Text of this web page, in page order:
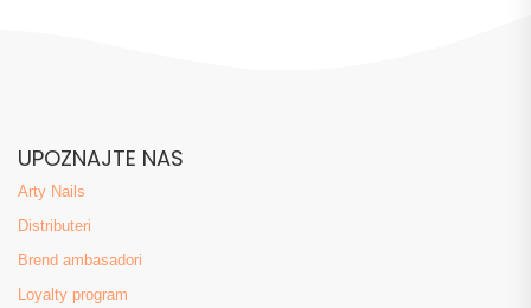
UPOZNAJTE NAS
Arty Nails
Distributeri
Brend ambasadori
Loyalty program